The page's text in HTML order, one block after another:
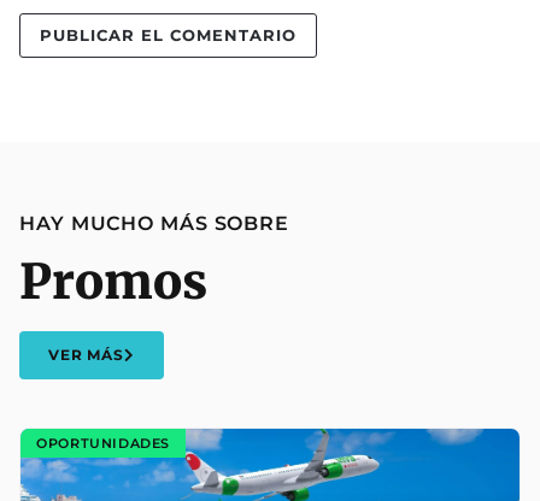
HAY MUCHO MÁS SOBRE
Promos
VER MÁS
OPORTUNIDADES